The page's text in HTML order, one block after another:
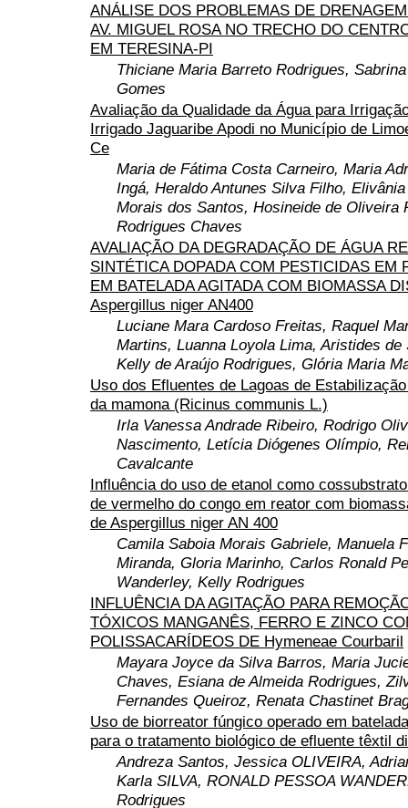
ANÁLISE DOS PROBLEMAS DE
AV. MIGUEL ROSA NO TRECHO DO
EM TERESINA-PI
Thiciane Maria Barreto Rodrigues,
Gomes
Avaliação da Qualidade da Água para
Irrigado Jaguaribe Apodi no Município de
Ce
Maria de Fátima Costa Carneiro, Maria
Ingá, Heraldo Antunes Silva Filho,
Morais dos Santos, Hosineide de Oliveira
Rodrigues Chaves
AVALIAÇÃO DA DEGRADAÇÃO DE ÁGUA
SINTÉTICA DOPADA COM PESTICIDAS EM
EM BATELADA AGITADA COM BIOMASSA
Aspergillus niger AN400
Luciane Mara Cardoso Freitas, Raquel
Martins, Luanna Loyola Lima, Aristides de
Kelly de Araújo Rodrigues, Glória Maria
Uso dos Efluentes de Lagoas de
da mamona (Ricinus communis L.)
Irla Vanessa Andrade Ribeiro, Rodrigo
Nascimento, Letícia Diógenes Olímpio,
Cavalcante
Influência do uso de etanol como
de vermelho do congo em reator com
de Aspergillus niger AN 400
Camila Saboia Morais Gabriele, Manuela
Miranda, Gloria Marinho, Carlos Ronald
Wanderley, Kelly Rodrigues
INFLUÊNCIA DA AGITAÇÃO PARA
TÓXICOS MANGANÊS, FERRO E ZINCO
POLISSACARÍDEOS DE Hymeneae Courbaril
Mayara Joyce da Silva Barros, Maria
Chaves, Esiana de Almeida Rodrigues,
Fernandes Queiroz, Renata Chastinet
Uso de biorreator fúngico operado em
para o tratamento biológico de efluente têxtil
Andreza Santos, Jessica OLIVEIRA,
Karla SILVA, RONALD PESSOA
Rodrigues